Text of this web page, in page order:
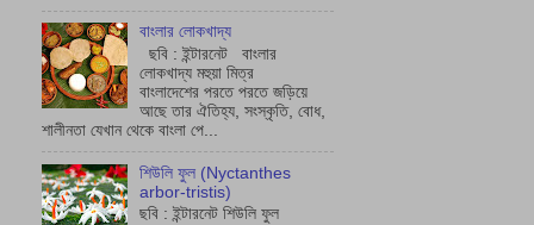
বাংলার লোকখাদ্য
ছবি : ইন্টারনেট বাংলার
লোকখাদ্য মহুয়া মিত্র
বাংলাদেশের পরতে পরতে জড়িয়ে
আছে তার ঐতিহ্য, সংস্কৃতি, বোধ,
শালীনতা যেখান থেকে বাংলা পে...
শিউলি ফুল (Nyctanthes
arbor-tristis)
ছবি : ইন্টারনেট শিউলি ফুল